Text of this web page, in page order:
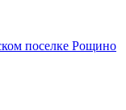
поселке Рощино